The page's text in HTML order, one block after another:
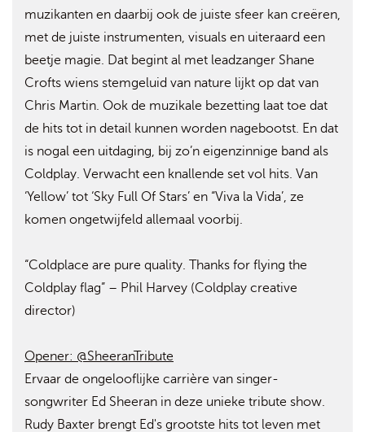
muzikanten en daarbij ook de juiste sfeer kan creëren,
met de juiste instrumenten, visuals en uiteraard een
beetje magie. Dat begint al met leadzanger Shane
Crofts wiens stemgeluid van nature lijkt op dat van
Chris Martin. Ook de muzikale bezetting laat toe dat
de hits tot in detail kunnen worden nagebootst. En dat
is nogal een uitdaging, bij zo’n eigenzinnige band als
Coldplay. Verwacht een knallende set vol hits. Van
‘Yellow’ tot ‘Sky Full Of Stars’ en “Viva la Vida’, ze
komen ongetwijfeld allemaal voorbij.
“Coldplace are pure quality. Thanks for flying the
Coldplay flag” – Phil Harvey (Coldplay creative
director)
Opener: @SheeranTribute
Ervaar de ongelooflijke carrière van singer-
songwriter Ed Sheeran in deze unieke tribute show.
Rudy Baxter brengt Ed's grootste hits tot leven met